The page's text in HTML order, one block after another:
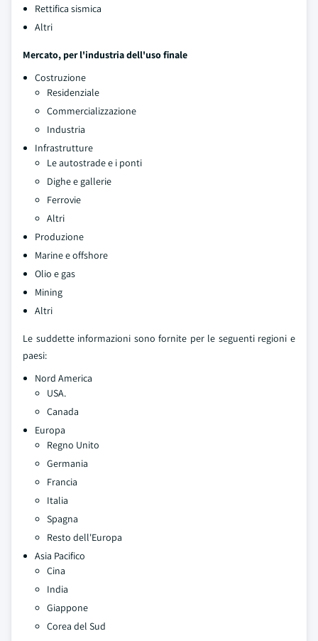
Rettifica sismica
Altri
Mercato, per l'industria dell'uso finale
Costruzione
Residenziale
Commercializzazione
Industria
Infrastrutture
Le autostrade e i ponti
Dighe e gallerie
Ferrovie
Altri
Produzione
Marine e offshore
Olio e gas
Mining
Altri
Le suddette informazioni sono fornite per le seguenti regioni e
paesi:
Nord America
USA.
Canada
Europa
Regno Unito
Germania
Francia
Italia
Spagna
Resto dell'Europa
Asia Pacifico
Cina
India
Giappone
Corea del Sud